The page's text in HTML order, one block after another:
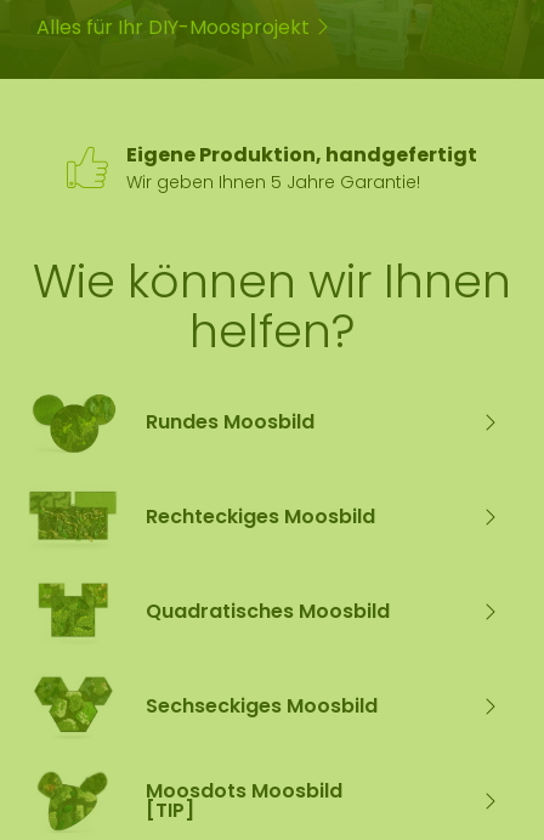
Alles für Ihr DIY-Moosprojekt
Eigene Produktion, handgefertigt
Wir geben Ihnen 5 Jahre Garantie!
Wie können wir Ihnen
helfen?
Rundes Moosbild
Rechteckiges Moosbild
Quadratisches Moosbild
Sechseckiges Moosbild
Moosdots Moosbild
[TIP]